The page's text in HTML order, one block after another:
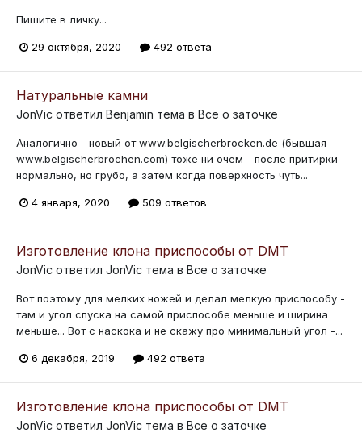
Пишите в личку...
29 октября, 2020 492 ответа
Натуральные камни
JonVic ответил Benjamin тема в Все о заточке
Аналогично - новый от www.belgischerbrocken.de (бывшая
www.belgischerbrochen.com) тоже ни очем - после притирки
нормально, но грубо, а затем когда поверхность чуть...
4 января, 2020 509 ответов
Изготовление клона приспособы от DMT
JonVic ответил JonVic тема в Все о заточке
Вот поэтому для мелких ножей и делал мелкую приспособу -
там и угол спуска на самой приспособе меньше и ширина
меньше... Вот с наскока и не скажу про минимальный угол -...
6 декабря, 2019 492 ответа
Изготовление клона приспособы от DMT
JonVic ответил JonVic тема в Все о заточке